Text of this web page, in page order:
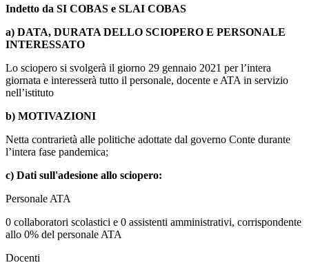
Indetto da SI COBAS e SLAI COBAS
a) DATA, DURATA DELLO SCIOPERO E PERSONALE
INTERESSATO
Lo sciopero si svolgerà il giorno 29 gennaio 2021 per l’intera
giornata e interesserà tutto il personale, docente e ATA in servizio
nell’istituto
b) MOTIVAZIONI
Netta contrarietà alle politiche adottate dal governo Conte durante
l’intera fase pandemica;
c) Dati sull'adesione allo sciopero:
Personale ATA
0 collaboratori scolastici e 0 assistenti amministrativi, corrispondente
allo 0% del personale ATA
Docenti